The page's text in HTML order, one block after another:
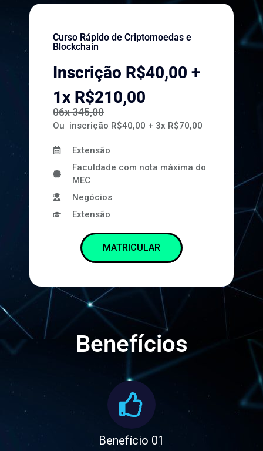
Curso Rápido de Criptomoedas e
Blockchain
Inscrição R$40,00 +
1x R$210,00
06x 345,00
Ou inscrição R$40,00 + 3x R$70,00
Extensão
Faculdade com nota máxima do
MEC
Negócios
Extensão
MATRICULAR
Benefícios
Benefício 01